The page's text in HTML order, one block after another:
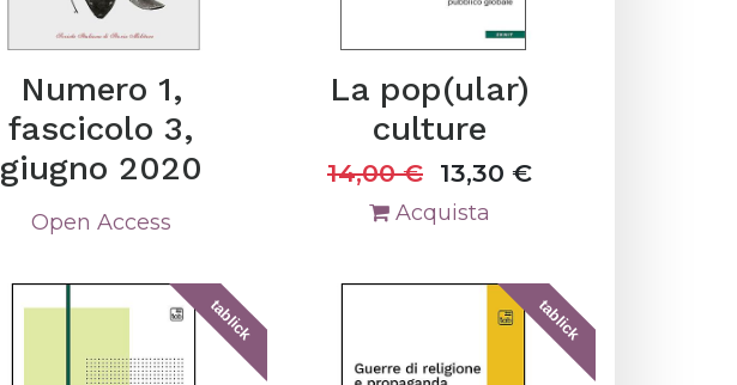
Numero 1,
fascicolo 3,
giugno 2020
Open Access
La pop(ular)
culture
14,00€ 13,30 €
Acquista
tablick tablick